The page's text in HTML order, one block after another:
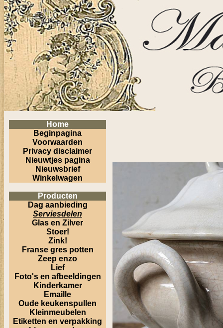
Home
Beginpagina
Voorwaarden
Privacy disclaimer
Nieuwtjes pagina
Nieuwsbrief
Winkelwagen
Producten
Dag aanbieding
Serviesdelen
Glas en Zilver
Stoer!
Zink!
Franse gres potten
Zeep enzo
Lief
Foto's en afbeeldingen
Kinderkamer
Emaille
Oude keukenspullen
Kleinmeubelen
Etiketten en verpakking